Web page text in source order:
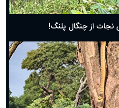
نجات از چنگال پلنگ!